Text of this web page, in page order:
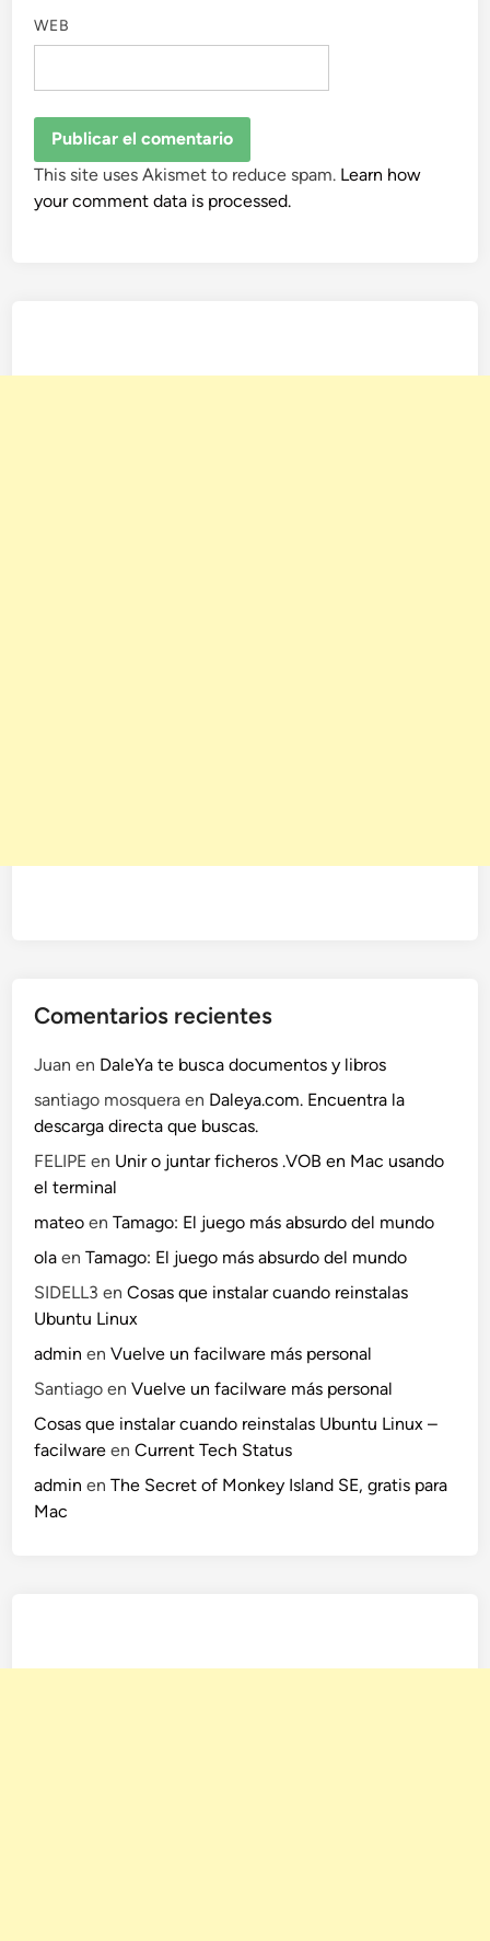
WEB
This site uses Akismet to reduce spam. Learn how
your comment data is processed.
Comentarios recientes
Juan en DaleYa te busca documentos y libros
santiago mosquera en Daleya.com. Encuentra la
descarga directa que buscas.
FELIPE en Unir o juntar ficheros .VOB en Mac usando
el terminal
mateo enTamago: El juego más absurdo del mundo
ola enTamago: El juego más absurdo del mundo
SIDELL3 enCosas que instalar cuando reinstalas
Ubuntu Linux
admin enVuelve un facilware más personal
Santiago enVuelve un facilware más personal
Cosas que instalar cuando reinstalas Ubuntu Linux –
facilware enCurrent Tech Status
admin enThe Secret of Monkey Island SE, gratis para
Mac